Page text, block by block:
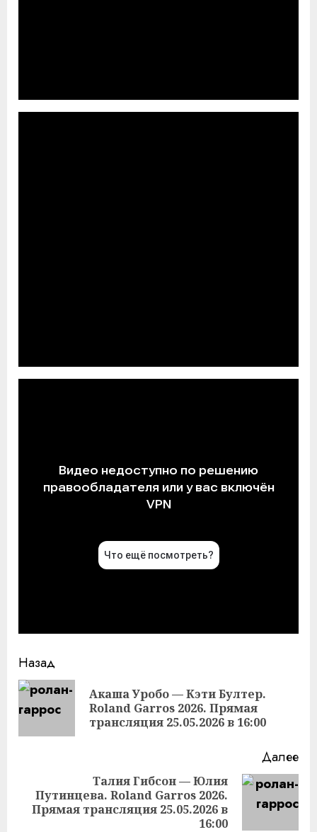
Продолжить
чтение
Назад
Акаша Уробо — Кэти Бултер.
Roland Garros 2026. Прямая
трансляция 25.05.2026 в 16:00
Далее
Следующая
запись:
Талия Гибсон — Юлия
Путинцева. Roland Garros 2026.
Прямая трансляция 25.05.2026 в
16:00